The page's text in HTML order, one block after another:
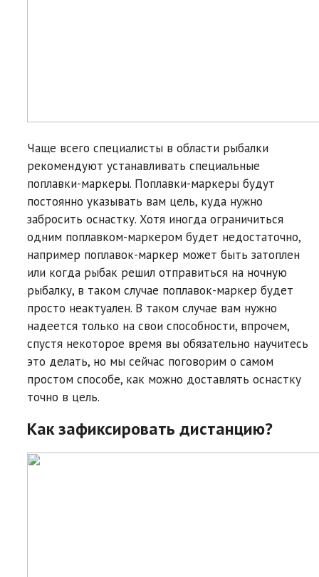
Чаще всего специалисты в области рыбалки
рекомендуют устанавливать специальные
поплавки-маркеры. Поплавки-маркеры будут
постоянно указывать вам цель, куда нужно
забросить оснастку. Хотя иногда ограничиться
одним поплавком-маркером будет недостаточно,
например поплавок-маркер может быть затоплен
или когда рыбак решил отправиться на ночную
рыбалку, в таком случае поплавок-маркер будет
просто неактуален. В таком случае вам нужно
надеется только на свои способности, впрочем,
спустя некоторое время вы обязательно научитесь
это делать, но мы сейчас поговорим о самом
простом способе, как можно доставлять оснастку
точно в цель.
Как зафиксировать дистанцию?